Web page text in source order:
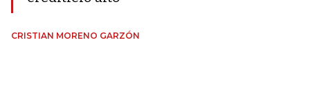
CRISTIAN MORENO GARZÓN